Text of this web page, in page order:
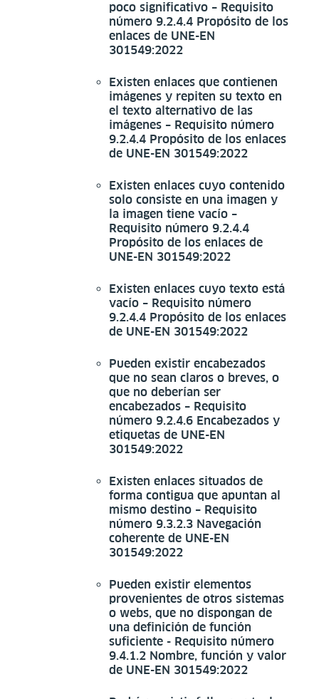
poco significativo – Requisito
número 9.2.4.4 Propósito de los
enlaces de UNE-EN
301549:2022
Existen enlaces que contienen
imágenes y repiten su texto en
el texto alternativo de las
imágenes – Requisito número
9.2.4.4 Propósito de los enlaces
de UNE-EN 301549:2022
Existen enlaces cuyo contenido
solo consiste en una imagen y
la imagen tiene vacío –
Requisito número 9.2.4.4
Propósito de los enlaces de
UNE-EN 301549:2022
Existen enlaces cuyo texto está
vacío – Requisito número
9.2.4.4 Propósito de los enlaces
de UNE-EN 301549:2022
Pueden existir encabezados
que no sean claros o breves, o
que no deberían ser
encabezados – Requisito
número 9.2.4.6 Encabezados y
etiquetas de UNE-EN
301549:2022
Existen enlaces situados de
forma contigua que apuntan al
mismo destino – Requisito
número 9.3.2.3 Navegación
coherente de UNE-EN
301549:2022
Pueden existir elementos
provenientes de otros sistemas
o webs, que no dispongan de
una definición de función
suficiente - Requisito número
9.4.1.2 Nombre, función y valor
de UNE-EN 301549:2022